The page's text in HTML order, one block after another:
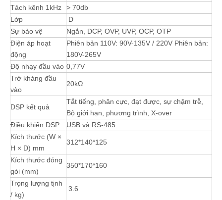
Tách kênh 1kHz
> 70db
Lớp
D
Sự bảo vệ
Ngắn, DCP, OVP, UVP, OCP, OTP
Điện áp hoạt
động
Phiên bản 110V: 90V-135V / 220V Phiên bản:
180V-265V
Độ nhạy đầu vào 0,77V
Trở kháng đầu
vào
20kΩ
DSP kết quả
Tắt tiếng, phân cực, đạt được, sự chậm trễ,
Bộ giới hạn, phương trình, X-over
Điều khiển DSP
USB và RS-485
Kích thước (W ×
H × D) mm
312*140*125
Kích thước đóng
gói (mm)
350*170*160
Trọng lượng tịnh
/ kg)
3.6